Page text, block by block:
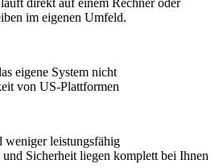
im eigenen Umfeld.
eigene System nicht
von US-Plattformen
weniger leistungsfähig
Sicherheit liegen komplett bei Ihnen